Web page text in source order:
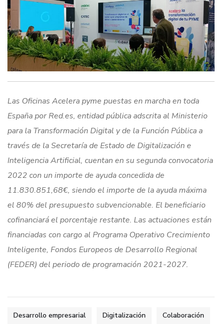
Las Oficinas Acelera pyme puestas en marcha en toda
España por Red.es, entidad pública adscrita al Ministerio
para la Transformación Digital y de la Función Pública a
través de la Secretaría de Estado de Digitalización e
Inteligencia Artificial, cuentan en su segunda convocatoria
2022 con un importe de ayuda concedida de
11.830.851,68€, siendo el importe de la ayuda máxima
el 80% del presupuesto subvencionable. El beneficiario
cofinanciará el porcentaje restante. Las actuaciones están
financiadas con cargo al Programa Operativo Crecimiento
Inteligente, Fondos Europeos de Desarrollo Regional
(FEDER) del periodo de programación 2021-2027.
Desarrollo empresarial Digitalización
Colaboración